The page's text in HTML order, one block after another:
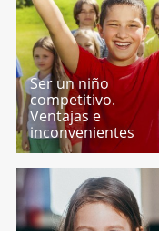
Ser un niño
competitivo.
Ventajas e
inconvenientes